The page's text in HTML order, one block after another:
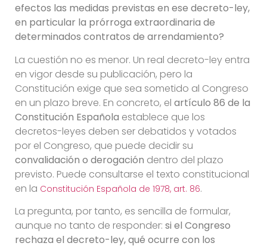
efectos las medidas previstas en ese decreto-ley,
en particular la prórroga extraordinaria de
determinados contratos de arrendamiento?
La cuestión no es menor. Un real decreto-ley entra
en vigor desde su publicación, pero la
Constitución exige que sea sometido al Congreso
en un plazo breve. En concreto, el artículo 86 de la
Constitución Española establece que los
decretos-leyes deben ser debatidos y votados
por el Congreso, que puede decidir su
convalidación o derogación dentro del plazo
previsto. Puede consultarse el texto constitucional
en la Constitución Española de 1978, art. 86.
La pregunta, por tanto, es sencilla de formular,
aunque no tanto de responder: si el Congreso
rechaza el decreto-ley, qué ocurre con los